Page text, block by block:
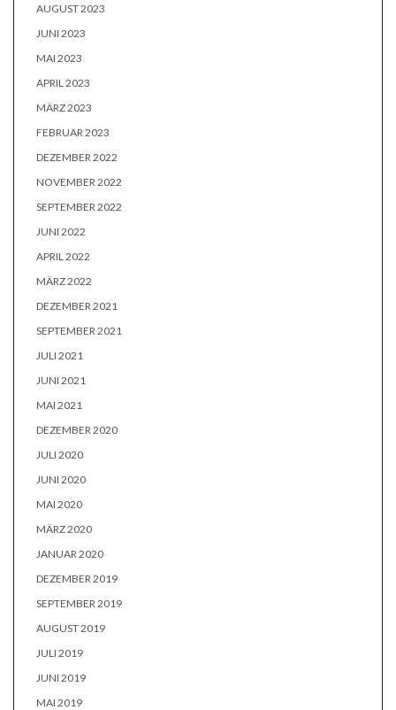
AUGUST 2023
JUNI 2023
MAI 2023
APRIL 2023
MÄRZ 2023
FEBRUAR 2023
DEZEMBER 2022
NOVEMBER 2022
SEPTEMBER 2022
JUNI 2022
APRIL 2022
MÄRZ 2022
DEZEMBER 2021
SEPTEMBER 2021
JULI 2021
JUNI 2021
MAI 2021
DEZEMBER 2020
JULI 2020
JUNI 2020
MAI 2020
MÄRZ 2020
JANUAR 2020
DEZEMBER 2019
SEPTEMBER 2019
AUGUST 2019
JULI 2019
JUNI 2019
MAI 2019